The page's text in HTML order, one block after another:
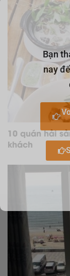
10 quán hải
khách
Bạn
nay